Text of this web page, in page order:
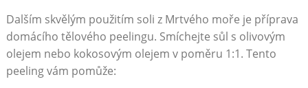
Dalším skvělým použitím soli z⁤ Mrtvého moře je příprava
domácího ⁤tělového peelingu. Smíchejte​ sůl s olivovým
⁣olejem nebo kokosovým olejem v‍ poměru‌ 1:1. Tento
peeling ‍vám‌ pomůže: